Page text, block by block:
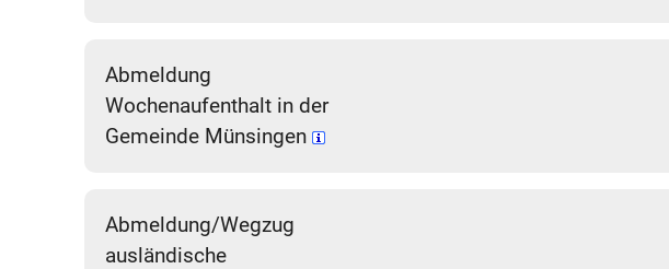
Abmeldung
Wochenaufenthalt in der
Gemeinde Münsingen
Abmeldung/Wegzug
ausländische